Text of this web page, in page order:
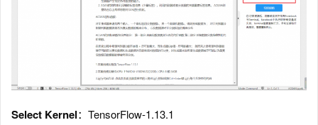
Select Kernel：TensorFlow-1.13.1